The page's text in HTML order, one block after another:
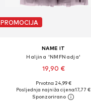
PROMOCIJA
NAME IT
Haljina 'NMFNadja'
19,90 €
+1
Dostupno u više veličina
Dodaj u košaricu
Prvotno: 24,99 €
Posljednja najniža cijena:17,77 €